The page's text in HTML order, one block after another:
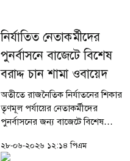
নির্যাতিত নেতাকর্মীদের
পুনর্বাসনে বাজেটে বিশেষ
বরাদ্দ চান শামা ওবায়েদ
অতীতে রাজনৈতিক নির্যাতনের শিকার
তৃণমূল পর্যায়ের নেতাকর্মীদের
পুনর্বাসনের জন্য বাজেটে বিশেষ
পররাষ্ট্র প্রতিমন্ত্রী শামা ওবায়েদ
২৮-০৬-২০২৬ ১২:১৪ পিএম